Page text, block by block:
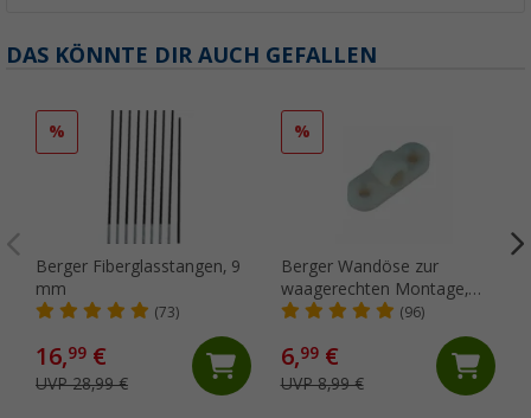
DAS KÖNNTE DIR AUCH GEFALLEN
%
Berger Fiberglasstangen, 9
mm
(73)
16,99 €
UVP 28,99 €
%
Berger Wandöse zur
waagerechten Montage,
5er-Pack
(96)
6,99€
UVP 8,99 €